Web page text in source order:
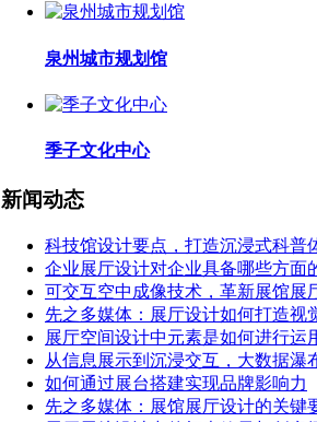
泉州城市规划馆
季子文化中心
新闻动态
科技馆设计要点，打造沉浸式科普
企业展厅设计对企业具备哪些方面
可交互空中成像技术，革新展馆展
先之多媒体：展厅设计如何打造视
展厅空间设计中元素是如何进行运
从信息展示到沉浸交互，大数据瀑
如何通过展台搭建实现品牌影响力
先之多媒体：展馆展厅设计的关键